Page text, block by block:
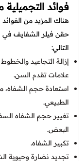
فوائد
هناك المزيد من
حقن فيلر الشفايف في
التالي:
إزالة التجاعيد
علامات تقدم السن.
استعادة حجم الشفاه،
الطبيعي.
تغيير حجم الشفاه
البعض.
تكبير الشفاه.
تجديد نضارة وحيوية